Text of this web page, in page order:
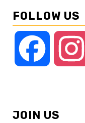
FOLLOW US
Facebook
JOIN US